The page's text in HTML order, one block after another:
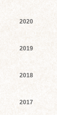
2020
2019
2018
2017